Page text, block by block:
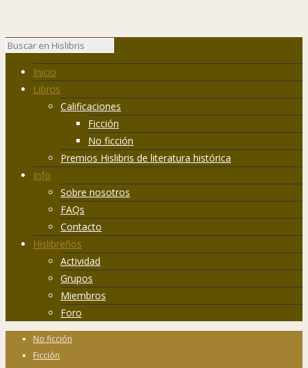
Inicio
Libros
Calificaciones
Ficción
No ficción
Premios Hislibris de literatura histórica
Info
Sobre nosotros
FAQs
Contacto
Hislibreños
Actividad
Grupos
Miembros
Foro
No ficción
Ficción